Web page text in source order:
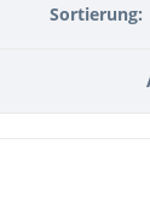
Sortierung: